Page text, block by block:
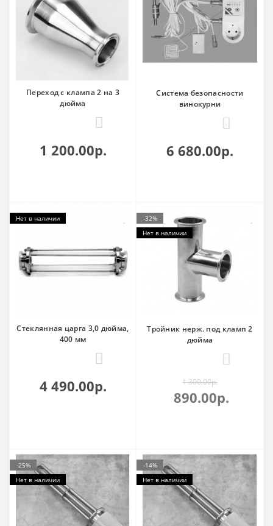
Переход с клампа 2 на 3
дюйма
1 200.00р.
Система безопасности
винокурни
6 680.00р.
Нет в наличии
Стеклянная царга 3,0 дюйма,
400 мм
4 490.00р.
-32%
Нет в наличии
Тройник нерж. под кламп 2
дюйма
1 300.00р.
890.00р.
-25%
Нет в наличии
-14%
Нет в наличии